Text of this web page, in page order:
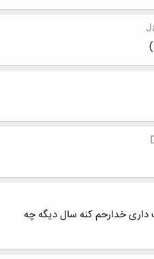
تازه واردی و72 دوست داری خدارحم کنه سال دیگه چه